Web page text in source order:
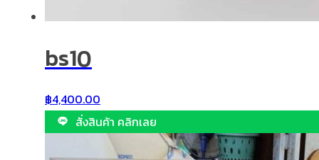
bs10
฿4,400.00
สั่งสินค้า คลิกเลย